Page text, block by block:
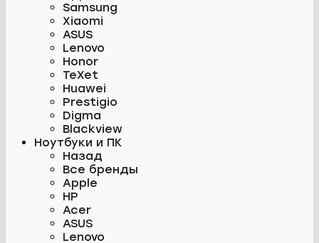
Samsung
Xiaomi
ASUS
Lenovo
Honor
TeXet
Huawei
Prestigio
Digma
Blackview
Ноутбуки и ПК
Назад
Все бренды
Apple
HP
Acer
ASUS
Lenovo